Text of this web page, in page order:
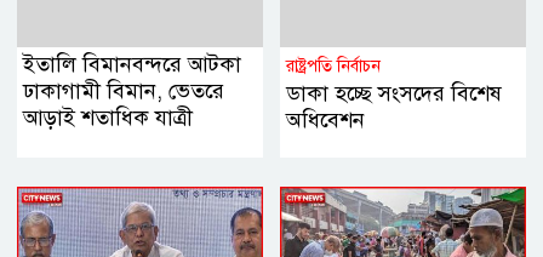
ইতালি বিমানবন্দরে আটকা
ঢাকাগামী বিমান, ভেতরে
আড়াই শতাধিক যাত্রী
রাষ্ট্রপতি নির্বাচন
ডাকা হচ্ছে সংসদের বিশেষ
অধিবেশন